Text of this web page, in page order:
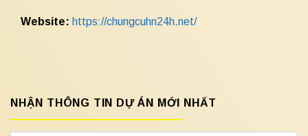
Website: https://chungcuhn24h.net/
NHẬN THÔNG TIN DỰ ÁN MỚI NHẤT